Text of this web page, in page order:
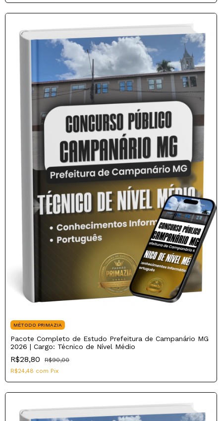
MÉTODO PRIMAZIA
Pacote Completo de Estudo Prefeitura de Campanário MG
2026 | Cargo: Técnico de Nível Médio
R$28,80
R$90,00
R$24,48 com Pix